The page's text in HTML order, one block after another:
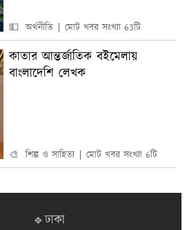
💵 অর্থনীতি মোট খবর সংখ্যা 63টি
কাতার আন্তর্জাতিক বইমেলায়
বাংলাদেশি লেখক
🎨 শিল্প ও সাহিত্য মোট খবর সংখ্যা 6টি
🔹ঢাকা